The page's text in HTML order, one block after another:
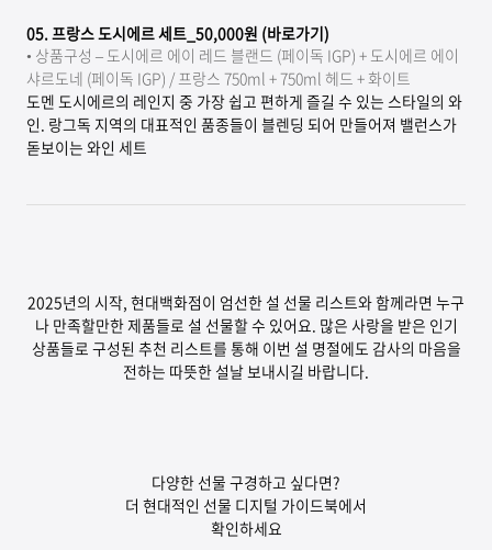
05.프랑스 도시에르 세트_50,000원 (바로가기)
• 상품구성 – 도시에르 에이 레드 블랜드 (페이독 IGP) + 도시에르 에이
샤르도네 (페이독 IGP) / 프랑스 750ml + 750ml 헤드 + 화이트
도멘 도시에르의 레인지 중 가장 쉽고 편하게 즐길 수 있는 스타일의 와
인. 랑그독 지역의 대표적인 품종들이 블렌딩 되어 만들어져 밸런스가
돋보이는 와인 세트
2025년의 시작, 현대백화점이 엄선한 설 선물 리스트와 함께라면 누구
나 만족할만한 제품들로 설 선물할 수 있어요. 많은 사랑을 받은 인기
상품들로 구성된 추천 리스트를 통해 이번 설 명절에도 감사의 마음을
전하는 따뜻한 설날 보내시길 바랍니다.
다양한 선물 구경하고 싶다면?
더 현대적인 선물 디지털 가이드북에서
확인하세요